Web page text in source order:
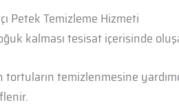
Petek Temizleme Hizmeti
kalması tesisat içerisinde
temizlenmesine yardımcı